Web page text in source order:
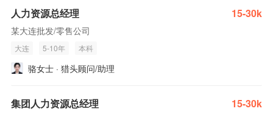
人力资源总经理 15-30k
某大连批发/零售公司
大连 5-10年 本科
骆女士 · 猎头顾问/助理
集团人力资源总经理 15-30k